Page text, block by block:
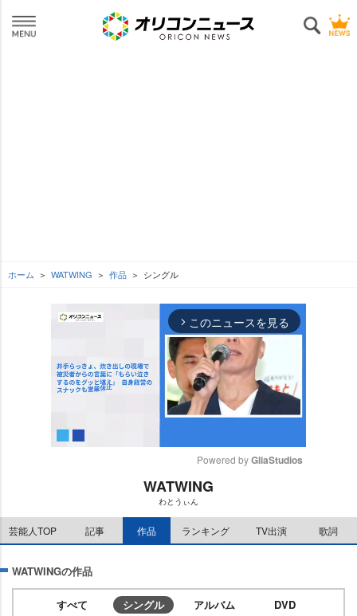
ホーム WATWING 作品 シングル
arrow_forward_ios このニュースを見る
Powered by GliaStudios
WATWING
わとうぃん
芸能人TOP 記事 作品 ランキング TV出演 歌詞
WATWINGの作品
すべて シングル アルバム
DVD